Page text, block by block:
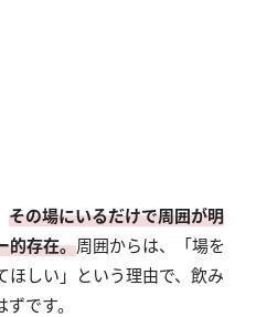
その場にいるだけで周囲が明
的存在。周囲からは、「場を
ほしい」という理由で、飲み
です。